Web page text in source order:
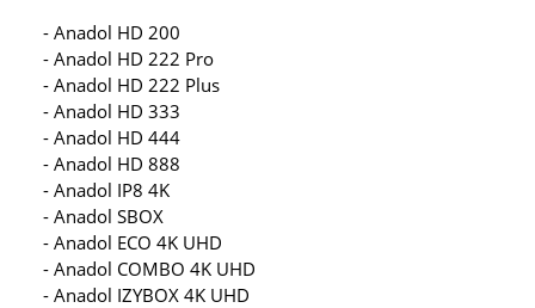
- Anadol HD 200
- Anadol HD 222 Pro
- Anadol HD 222 Plus
- Anadol HD 333
- Anadol HD 444
- Anadol HD 888
- Anadol IP8 4K
- Anadol SBOX
- Anadol ECO 4K UHD
- Anadol COMBO 4K UHD
- Anadol IZYBOX 4K UHD